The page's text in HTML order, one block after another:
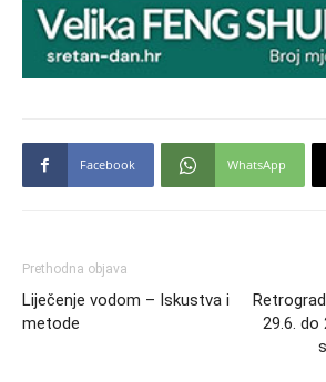
Facebook WhatsApp
Prethodna objava
Liječenje vodom – Iskustva i
metode
29.6. do